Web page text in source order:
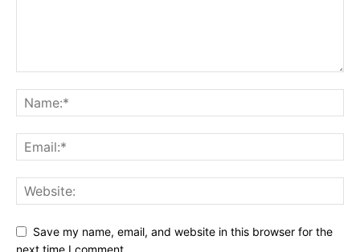
Save my name, email, and website in this browser for the